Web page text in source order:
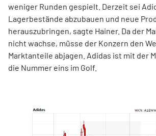
weniger Runden gespielt. Derzeit sei
Lagerbestände abzubauen und neue
herauszubringen, sagte Hainer. Da der
nicht wachse, müsse der Konzern den
Marktanteile abjagen. Adidas ist mit der
die Nummer eins im Golf.